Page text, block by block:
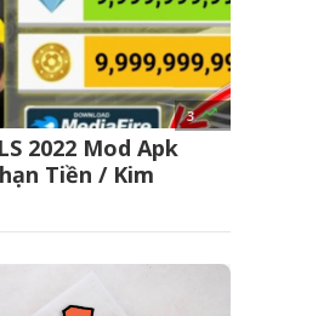
3 
2022 Mod Apk
Tiền / Kim